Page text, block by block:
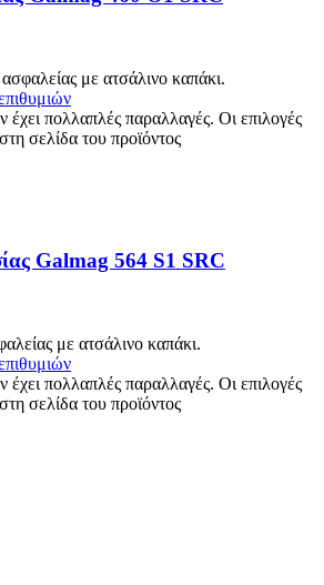
με ατσάλινο καπάκι.
έχει πολλαπλές παραλλαγές. Οι επιλογές
σελίδα του προϊόντος
Galmag 564 S1 SRC
με ατσάλινο καπάκι.
έχει πολλαπλές παραλλαγές. Οι επιλογές
σελίδα του προϊόντος